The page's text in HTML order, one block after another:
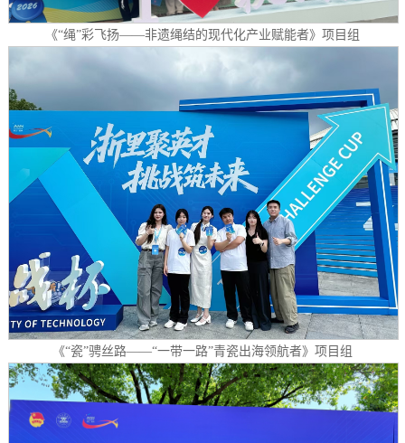
《“绳”彩飞扬——非遗绳结的现代化产业赋能者》项目组
《“瓷”骋丝路——“一带一路”青瓷出海领航者》项目组